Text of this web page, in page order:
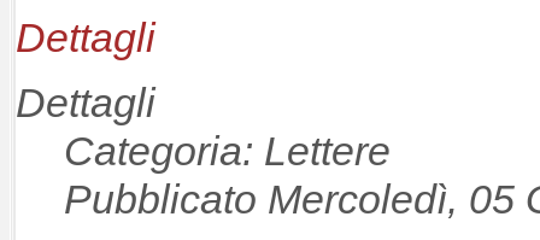
Dettagli
Dettagli
Categoria: Lettere
Pubblicato Mercoledì, 05